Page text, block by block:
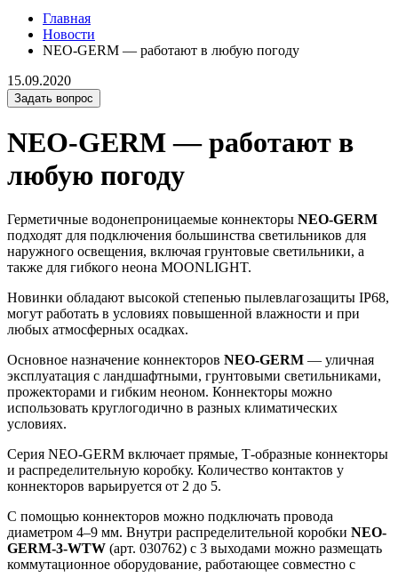
Главная
Новости
NEO-GERM — работают в любую погоду
15.09.2020
Задать вопрос
NEO-GERM — работают в
любую погоду
Герметичные водонепроницаемые коннекторы NEO-GERM
подходят для подключения большинства светильников для
наружного освещения, включая грунтовые светильники, а
также для гибкого неона MOONLIGHT.
Новинки обладают высокой степенью пылевлагозащиты IP68,
могут работать в условиях повышенной влажности и при
любых атмосферных осадках.
Основное назначение коннекторов NEO-GERM — уличная
эксплуатация с ландшафтными, грунтовыми светильниками,
прожекторами и гибким неоном. Коннекторы можно
использовать круглогодично в разных климатических
условиях.
Серия NEO-GERM включает прямые, Т-образные коннекторы
и распределительную коробку. Количество контактов у
коннекторов варьируется от 2 до 5.
С помощью коннекторов можно подключать провода
диаметром 4–9 мм. Внутри распределительной коробки NEO-
GERM-3-WTW (арт. 030762) с 3 выходами можно размещать
коммутационное оборудование, работающее совместно с